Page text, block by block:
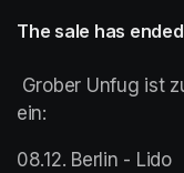
The sale has ended
ein:
08.12. Berlin - Lido